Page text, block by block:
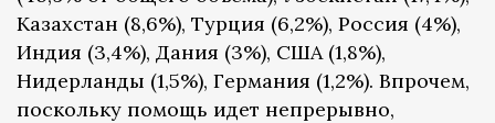
Казахстан (8,6%), Турция (6,2%), Россия (4%),
Индия (3,4%), Дания (3%), США (1,8%),
Нидерланды (1,5%), Германия (1,2%). Впрочем,
поскольку помощь идет непрерывно,